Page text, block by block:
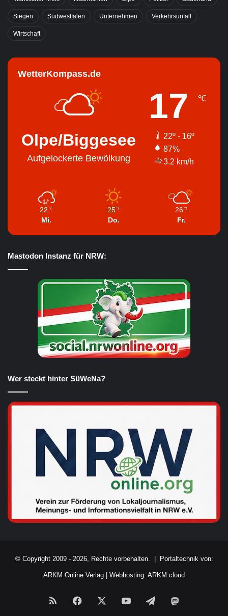
Siegen Südwestfalen Unternehmen Verkehrsunfall
Wirtschaft
WetterKompass.de
Olpe/Biggesee
Aufgelockerte Bewölkung
17 ℃
22º - 16º
87%
3.2 km/h
22 ℃
Mi.
25 ℃
Do.
26 ℃
Fr.
Mastodon Instanz für NRW:
Wer steckt hinter SüWeNa?
© Copyright 2009 - 2026, Rechte vorbehalten. | Portaltechnik von:
ARKM Online Verlag Webhosting: ARKM.cloud
RSS Facebook YouTubeTelegram